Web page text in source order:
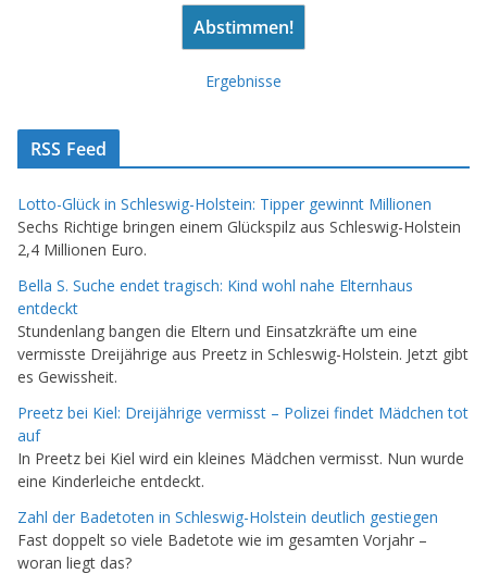
Ergebnisse
RSS Feed
Lotto-Glück in Schleswig-Holstein: Tipper gewinnt Millionen
Sechs Richtige bringen einem Glückspilz aus Schleswig-Holstein
2,4 Millionen Euro.
Bella S. Suche endet tragisch: Kind wohl nahe Elternhaus
entdeckt
Stundenlang bangen die Eltern und Einsatzkräfte um eine
vermisste Dreijährige aus Preetz in Schleswig-Holstein. Jetzt gibt
es Gewissheit.
Preetz bei Kiel: Dreijährige vermisst – Polizei findet Mädchen tot
auf
In Preetz bei Kiel wird ein kleines Mädchen vermisst. Nun wurde
eine Kinderleiche entdeckt.
Zahl der Badetoten in Schleswig-Holstein deutlich gestiegen
Fast doppelt so viele Badetote wie im gesamten Vorjahr –
woran liegt das?